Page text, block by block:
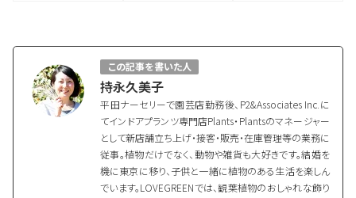
この記事を書いた人
持永久美子
平田ナーセリーで園芸店勤務後、P2&Associates Inc.に
てインドアプランツ専門店Plants・Plantsのマネージャー
として新店舗立ち上げ・接客・販売・在庫管理等の業務に
従事。植物だけでなく、動物や雑貨も大好きです。結婚を
機に東京に移り、子供と一緒に植物のある生活を楽しん
でいます。LOVEGREENでは、観葉植物のおしゃれな飾り